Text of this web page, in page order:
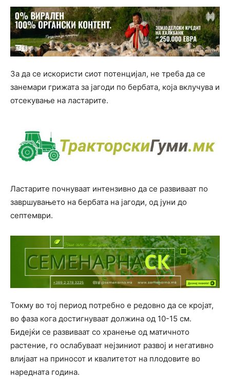
За да се искористи сиот потенцијал, не треба да се
занемари грижата за јагоди по бербата, која вклучува и
отсекување на ластарите.
Ластарите почнуваат интензивно да се развиваат по
завршувањето на бербата на јагоди, од јуни до
септември.
Токму во тој период потребно е редовно да се кројат,
во фаза кога достигнуваат должина од 10-15 см.
Бидејќи се развиваат со хранење од матичното
растение, го ослабуваат нејзиниот развој и негативно
влијаат на приносот и квалитетот на плодовите во
наредната година.